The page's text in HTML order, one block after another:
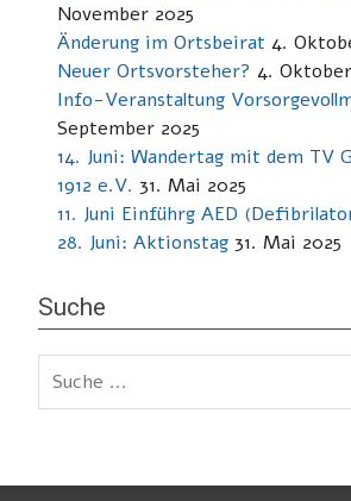
November 2025
Änderung im Ortsbeirat 4.
Neuer Ortsvorsteher? 4.
Info-Veranstaltung
September 2025
14. Juni: Wandertag mit dem TV
1912 e.V. 31. Mai 2025
11. Juni Einführg AED
28. Juni: Aktionstag 31. Mai 2025
Suche